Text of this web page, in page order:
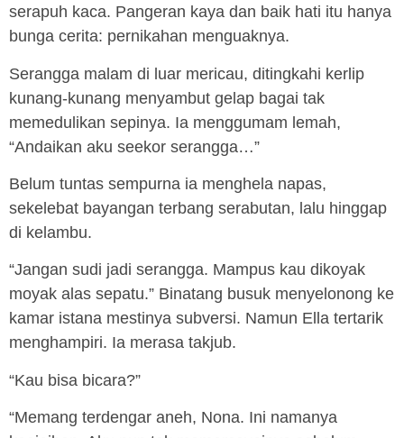
serapuh kaca. Pangeran kaya dan baik hati itu hanya
bunga cerita: pernikahan menguaknya.
Serangga malam di luar mericau, ditingkahi kerlip
kunang-kunang menyambut gelap bagai tak
memedulikan sepinya. Ia menggumam lemah,
“Andaikan aku seekor serangga…”
Belum tuntas sempurna ia menghela napas,
sekelebat bayangan terbang serabutan, lalu hinggap
di kelambu.
“Jangan sudi jadi serangga. Mampus kau dikoyak
moyak alas sepatu.” Binatang busuk menyelonong ke
kamar istana mestinya subversi. Namun Ella tertarik
menghampiri. Ia merasa takjub.
“Kau bisa bicara?”
“Memang terdengar aneh, Nona. Ini namanya